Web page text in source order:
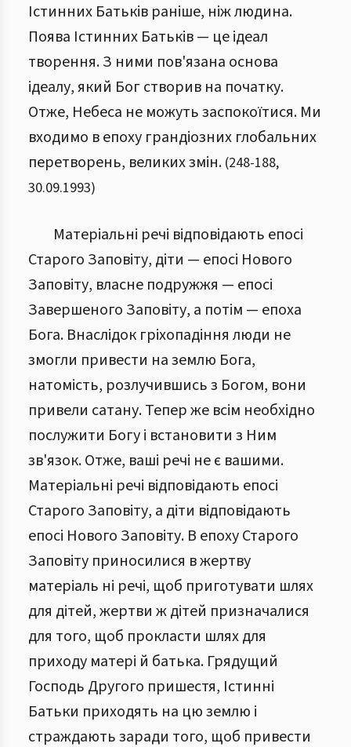
Істинних Батьків раніше, ніж людина.
Поява Істинних Батьків — це ідеал
творення. З ними пов'язана основа
ідеалу, який Бог створив на початку.
Отже, Небеса не можуть заспокоїтися. Ми
входимо в епоху грандіозних глобальних
перетворень, великих змін. (248-188,
30.09.1993)
Матеріальні речі відповідають епосі
Старого Заповіту, діти — епосі Нового
Заповіту, власне подружжя — епосі
Завершеного Заповіту, а потім — епоха
Бога. Внаслідок гріхопадіння люди не
змогли привести на землю Бога,
натомість, розлучившись з Богом, вони
привели сатану. Тепер же всім необхідно
послужити Богу і встановити з Ним
зв'язок. Отже, ваші речі не є вашими.
Матеріальні речі відповідають епосі
Старого Заповіту, а діти відповідають
епосі Нового Заповіту. В епоху Старого
Заповіту приносилися в жертву
матеріаль ні речі, щоб приготувати шлях
для дітей, жертви ж дітей призначалися
для того, щоб прокласти шлях для
приходу матері й батька. Грядущий
Господь Другого пришестя, Істинні
Батьки приходять на цю землю і
страждають заради того, щоб привести